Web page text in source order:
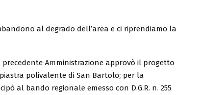
al degrado dell’area e ci riprendiamo la
Amministrazione approvò il progetto
polivalente di San Bartolo; per la
al bando regionale emesso con D.G.R. n. 255